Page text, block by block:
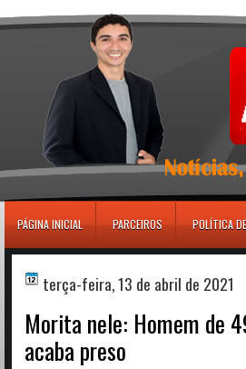
PÁGINA INICIAL PARCEIROS POLÍTICA
terça-feira, 13 de abril de 2021
Morita nele: Homem de
acaba preso